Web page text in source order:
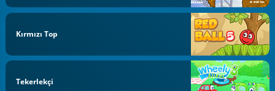
Kırmızı Top
Tekerlekçi